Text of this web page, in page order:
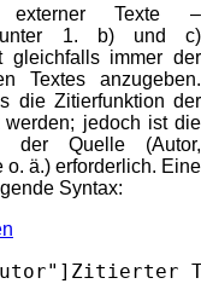
Texte –
unter 1. b) und c)
gleichfalls immer der
Textes anzugeben.
die Zitierfunktion der
werden; jedoch ist die
der Quelle (Autor,
o. ä.) erforderlich. Eine
Syntax: